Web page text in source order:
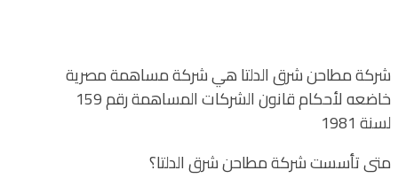
شركة مطاحن شرق الدلتا هي شركة مساهمة مصرية
خاضعه لأحكام قانون الشركات المساهمة رقم 159
لسنة 1981
متى تأسست شركة مطاحن شرق الدلتا؟